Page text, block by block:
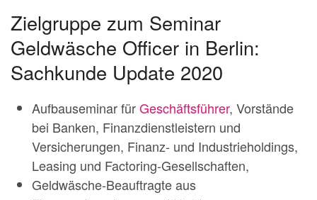
Zielgruppe zum Seminar
Geldwäsche Officer in Berlin:
Sachkunde Update 2020
Aufbauseminar fürGeschäftsführer, Vorstände
bei Banken, Finanzdienstleistern und
Versicherungen, Finanz- und Industrieholdings,
Leasing und Factoring-Gesellschaften,
Geldwäsche-Beauftragte aus